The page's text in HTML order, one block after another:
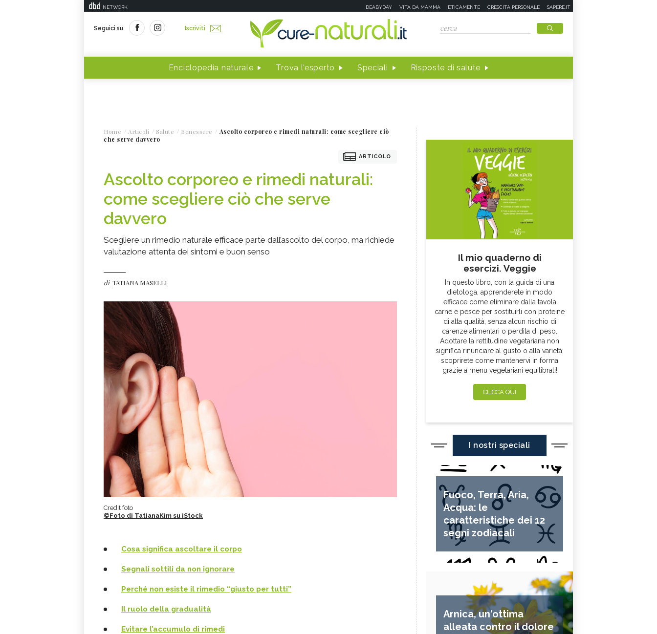
NETWORK DEABYDAY VITA DA MAMMA ETICAMENTE CRESCITA PERSONALE SAPERE.IT
Seguici su Iscriviti
Enciclopedia naturale Trova l'esperto Speciali Risposte di salute
Home Articoli Salute Benessere
Ascolto corporeo e rimedi naturali: come scegliere ciò
che serve davvero
ARTICOLO
Ascolto corporeo e rimedi naturali:
come scegliere ciò che serve
davvero
Scegliere un rimedio naturale efficace parte dall’ascolto del corpo, ma richiede
valutazione attenta dei sintomi e buon senso
di TATIANA MASELLI
Credit foto
©Foto di TatianaKim su iStock
Cosa significa ascoltare il corpo
Segnali sottili da non ignorare
Perché non esiste il rimedio “giusto per tutti”
Il ruolo della gradualità
Evitare l’accumulo di rimedi
Il mio quaderno di
esercizi. Veggie
In questo libro, con la guida di una
dietologa, apprenderete in modo
efficace come eliminare dalla tavola
carne e pesce per sostituirli con proteine
di alta qualità, senza alcun rischio di
carenze alimentari o perdita di peso.
Adottare la rettitudine vegetariana non
significa rinunciare al gusto o alla varietà:
scoprirete come mantenervi in forma
grazie a menu vegetariani equilibrati!
CLICCA QUI
I nostri speciali
Fuoco, Terra, Aria,
Acqua: le
caratteristiche dei 12
segni zodiacali
Arnica, un'ottima
alleata contro il dolore